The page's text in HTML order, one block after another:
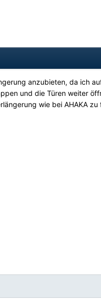
anzubieten, da ich
und die Türen weiter
wie bei AHAKA zu